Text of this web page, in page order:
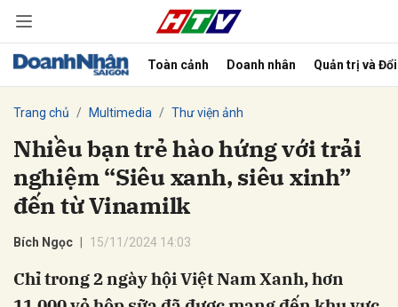
Toàn cảnh Doanh nhân Quản trị và
Trang chủ Multimedia Thư viện ảnh
Nhiều bạn trẻ hào hứng với trải
nghiệm “Siêu xanh, siêu xinh”
đến từ Vinamilk
Bích Ngọc 15/11/2024 14:03
Chỉ trong 2 ngày hội Việt Nam Xanh, hơn
Hủy